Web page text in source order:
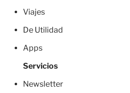
Viajes
De Utilidad
Apps
Servicios
Newsletter